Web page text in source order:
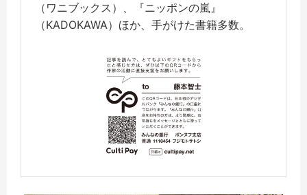
（ワニブックス）、『ニッポンの嵐』
（KADOKAWA）ほか、手がけた書籍多数。